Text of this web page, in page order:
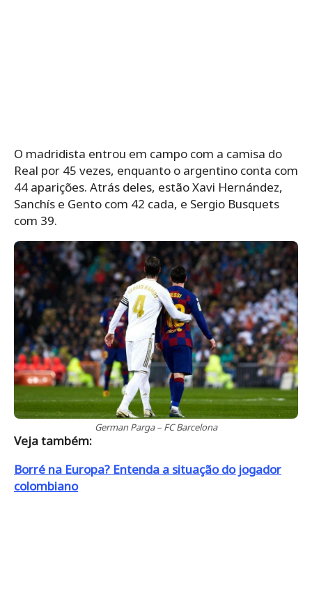
O madridista entrou em campo com a camisa do
Real por 45 vezes, enquanto o argentino conta com
44 aparições. Atrás deles, estãoXavi Hernández,
Sanchís e Gento com 42 cada, e Sergio Busquets
com 39.
German Parga – FC Barcelona
Veja também:
Borré na Europa? Entenda a situação do jogador
colombiano